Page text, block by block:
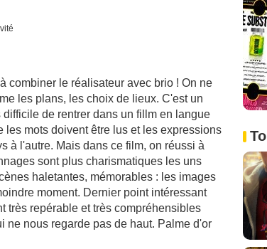
combiner le réalisateur avec brio ! On ne
les plans, les choix de lieux. C'est un
de rentrer dans un fillm en langue
mots doivent être lus et les expressions
à l'autre. Mais dans ce film, on réussi à
sont plus charismatiques les uns
haletantes, mémorables : les images
moment. Dernier point intéressant
très repérable et très compréhensibles
ne nous regarde pas de haut. Palme d'or